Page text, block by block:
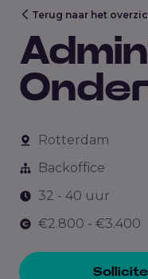
Terug naar het
Rotterdam
Backoffice
32 - 40 uur
€2.800 - €3.400